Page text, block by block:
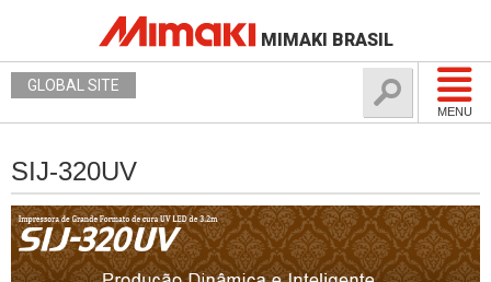
MIMAKI BRASIL
MENU
GLOBAL SITE
SIJ-320UV